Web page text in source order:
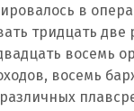
в
тридцать две
восемь
восемь